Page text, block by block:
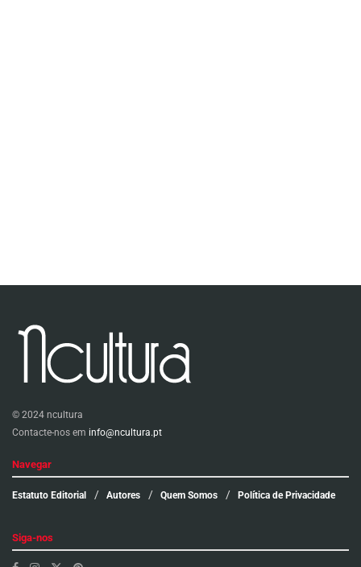
© 2024 ncultura
Contacte-nos em info@ncultura.pt
Navegar
Estatuto Editorial Autores Quem Somos Política de Privacidade
Siga-nos